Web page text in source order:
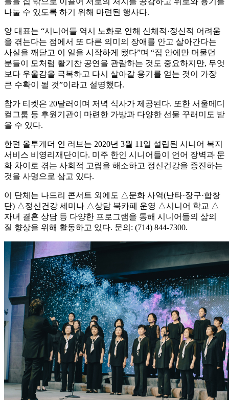
나눌 수 있도록 하기 위해 마련된 행사다.
양 대표는 “시니어들 역시 노화로 인해 신체적·정신적 어려움
을 겪는다는 점에서 또 다른 의미의 장애를 안고 살아간다는
사실을 깨닫고 이 일을 시작하게 됐다”며 “집 안에만 머물던
분들이 모처럼 활기찬 공연을 관람하는 것도 중요하지만, 무엇
보다 우울감을 극복하고 다시 살아갈 용기를 얻는 것이 가장
큰 수확이 될 것”이라고 설명했다.
참가 티켓은 20달러이며 저녁 식사가 제공된다. 또한 서울메디
컬그룹 등 후원기관이 마련한 가방과 다양한 선물 꾸러미도 받
을 수 있다.
한편 올투게더 인 러브는 2020년 3월 11일 설립된 시니어 복지
서비스 비영리재단이다. 미주 한인 시니어들이 언어 장벽과 문
화 차이로 겪는 사회적 고립을 해소하고 정신건강을 증진하는
것을 사명으로 삼고 있다.
이 단체는 나드리 콘서트 외에도 △문화 사역(난타·장구·합창
단) △정신건강 세미나 △상담 북카페 운영 △시니어 학교 △
자녀 결혼 상담 등 다양한 프로그램을 통해 시니어들의 삶의
질 향상을 위해 활동하고 있다. 문의: (714) 844-7300.